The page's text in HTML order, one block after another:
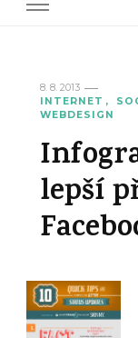
8. 8. 2013
INTERNET
WEBDESIGN
lepší